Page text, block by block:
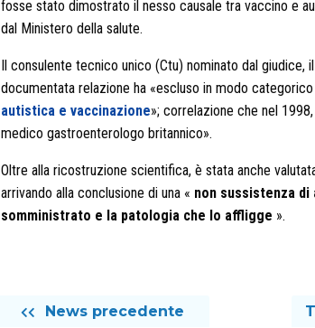
fosse stato dimostrato il nesso causale tra vaccino e
dal Ministero della salute.
Il consulente tecnico unico (Ctu) nominato dal giudice,
documentata relazione ha «escluso in modo categorico
autistica e vaccinazione»; correlazione che nel
medico gastroenterologo britannico».
Oltre alla ricostruzione scientifica, è stata anche
arrivando alla conclusione di una « non sussistenza
somministrato e la patologia che lo affligge ».
News precedente